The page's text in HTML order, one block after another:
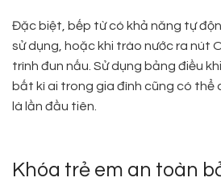
Đặc biệt, bếp từ có khả năng tự
sử dụng, hoặc khi trào nước ra nút
trình đun nấu. Sử dụng bảng điều
bất kì ai trong gia đình cũng có
là lần đầu tiên.
Khóa trẻ em an toàn